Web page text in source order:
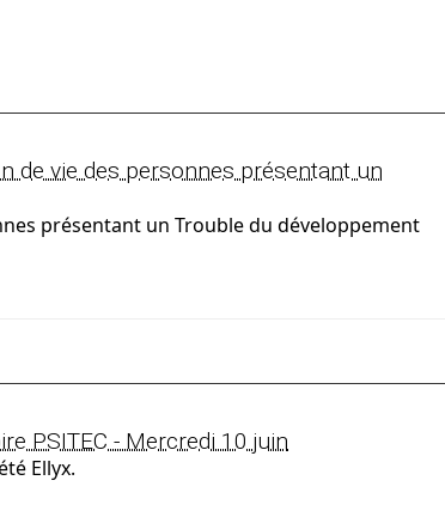
de vie des personnes présentant un
présentant un Trouble du développement
PSITEC - Mercredi 10 juin
Ellyx.